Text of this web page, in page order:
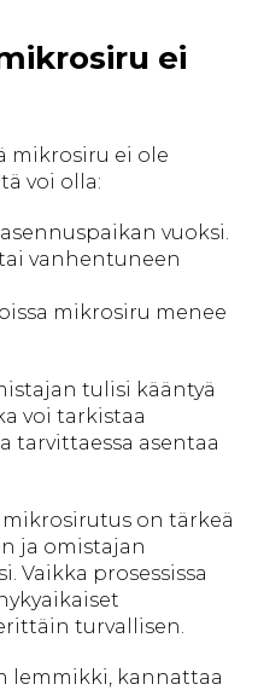
ei
mikrosiru ei ole
voi olla:
vuoksi.
vanhentuneen
mikrosiru menee
tulisi kääntyä
voi tarkistaa
tarvittaessa asentaa
on tärkeä
ja omistajan
Vaikka prosessissa
turvallisen.
lemmikki, kannattaa